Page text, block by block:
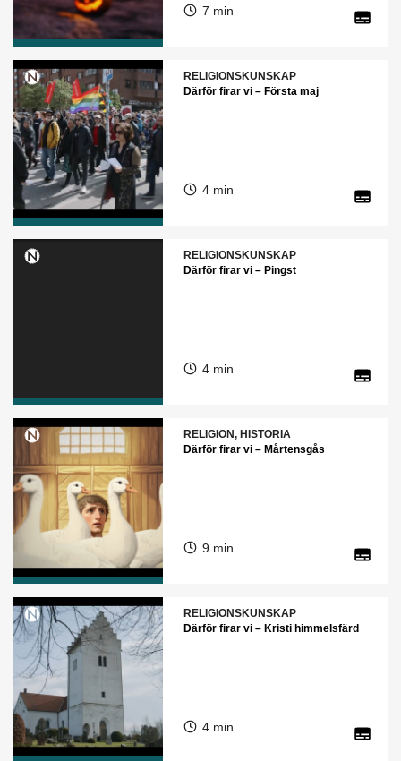
7 min
RELIGIONSKUNSKAP
Därför firar vi – Första maj
4 min
RELIGIONSKUNSKAP
Därför firar vi – Pingst
4 min
RELIGION, HISTORIA
Därför firar vi – Mårtensgås
9 min
RELIGIONSKUNSKAP
Därför firar vi – Kristi himmelsfärd
4 min